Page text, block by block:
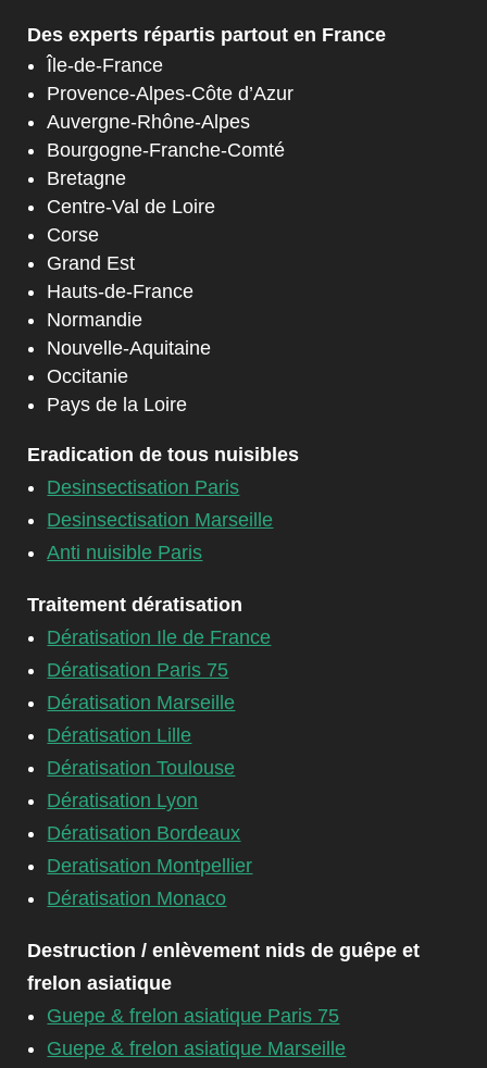
Des experts répartis partout en France
Île-de-France
Provence-Alpes-Côte d’Azur
Auvergne-Rhône-Alpes
Bourgogne-Franche-Comté
Bretagne
Centre-Val de Loire
Corse
Grand Est
Hauts-de-France
Normandie
Nouvelle-Aquitaine
Occitanie
Pays de la Loire
Eradication de tous nuisibles
Desinsectisation Paris
Desinsectisation Marseille
Anti nuisible Paris
Traitement dératisation
Dératisation Ile de France
Dératisation Paris 75
Dératisation Marseille
Dératisation Lille
Dératisation Toulouse
Dératisation Lyon
Dératisation Bordeaux
Deratisation Montpellier
Dératisation Monaco
Destruction / enlèvement nids de guêpe et
frelon asiatique
Guepe & frelon asiatique Paris 75
Guepe & frelon asiatique Marseille